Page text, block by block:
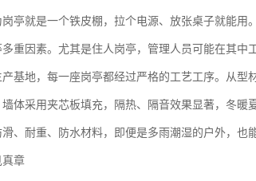
亭就是一个铁皮棚，拉个电源、放张桌子就能
重因素。尤其是住人岗亭，管理人员可能在其中
基地，每一座岗亭都经过严格的工艺工序。从
墙体采用夹芯板填充，隔热、隔音效果显著，冬
、耐重、防水材料，即便是多雨潮湿的户外，也
真章